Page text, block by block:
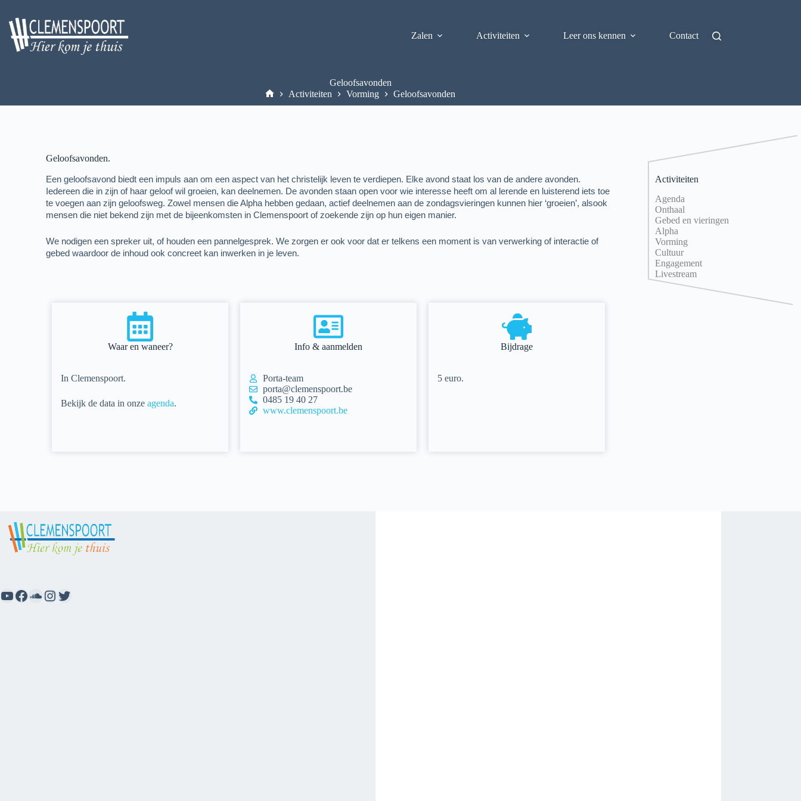
Zalen Activiteiten Leer ons kennen Contact
Geloofsavonden
Activiteiten
Vorming Geloofsavonden
Geloofsavonden.
Een geloofsavond biedt een impuls aan om een aspect van het christelijk leven te verdiepen. Elke avond staat los van de andere avonden.
Iedereen die in zijn of haar geloof wil groeien, kan deelnemen. De avonden staan open voor wie interesse heeft om al lerende en luisterend iets toe
te voegen aan zijn geloofsweg. Zowel mensen die Alpha hebben gedaan, actief deelnemen aan de zondagsvieringen kunnen hier ‘groeien’, alsook
mensen die niet bekend zijn met de bijeenkomsten in Clemenspoort of zoekende zijn op hun eigen manier.
We nodigen een spreker uit, of houden een pannelgesprek. We zorgen er ook voor dat er telkens een moment is van verwerking of interactie of
gebed waardoor de inhoud ook concreet kan inwerken in je leven.
Waar en waneer?
In Clemenspoort.
Bekijk de data in onzeagenda.
Info & aanmelden
Porta-team
porta@clemenspoort.be
0485 19 40 27
www.clemenspoort.be
Bijdrage
5 euro.
Activiteiten
Agenda
Onthaal
Gebed en vieringen
Alpha
Vorming
Cultuur
Engagement
Livestream